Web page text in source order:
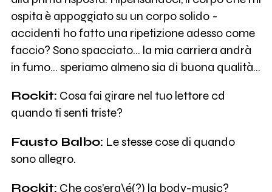
ospita è appoggiato su un corpo solido -
accidenti ho fatto una ripetizione adesso come
faccio? Sono spacciato… la mia carriera andrà
in fumo… speriamo almeno sia di buona qualità…
Rockit: Cosa fai girare nel tuo lettore cd
quando ti senti triste?
Fausto Balbo: Le stesse cose di quando
sono allegro.
Rockit: Che cos’era\é(?) la body-music?